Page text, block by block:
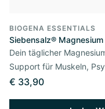
BIOGENA ESSENTIALS
Siebensalz® Magnesium
Dein täglicher
Support für Muskeln,
€ 33,90